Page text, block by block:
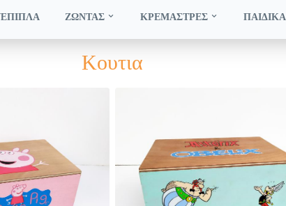
ΖΩΝΤΑΣ ΚΡΕΜΑΣΤΡΕΣ ΠΑΙΔΙΚΑ
Κουτια